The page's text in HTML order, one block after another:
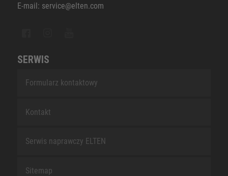
E-mail: service@elten.com
SERWIS
Formularz kontaktowy
Kontakt
Serwis naprawczy ELTEN
Sitemap